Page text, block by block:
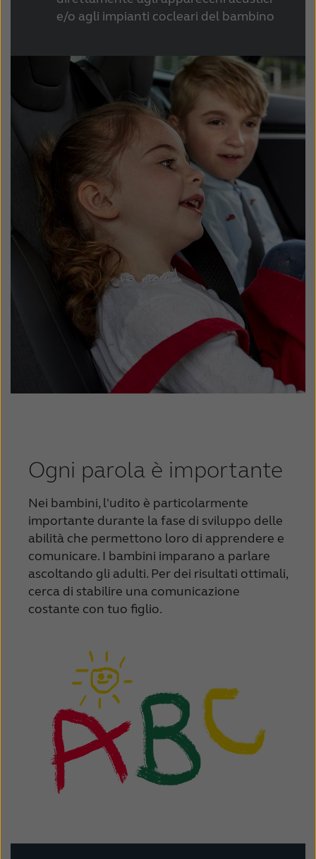
e/o agli impianti cocleari del bambino
Ogni parola è importante
Nei bambini, l'udito è particolarmente
importante durante la fase di sviluppo delle
abilità che permettono loro di apprendere e
comunicare. I bambini imparano a parlare
ascoltando gli adulti. Per dei risultati ottimali,
cerca di stabilire una comunicazione
costante con tuo figlio.